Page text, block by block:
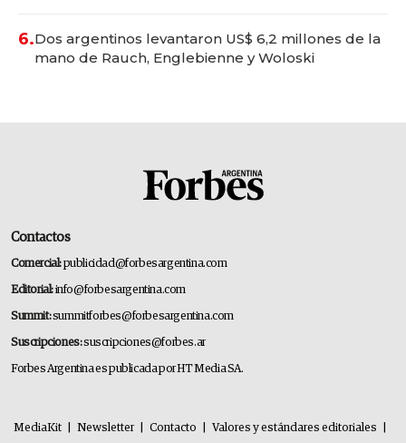
6.Dos argentinos levantaron US$ 6,2 millones de la
mano de Rauch, Englebienne y Woloski
Contactos
Comercial:publicidad@forbesargentina.com
Editorial:info@forbesargentina.com
Summit:summitforbes@forbesargentina.com
Suscripciones:suscripciones@forbes.ar
Forbes Argentina es publicada por HT Media SA.
MediaKit Newsletter Contacto Valores y estándares editoriales